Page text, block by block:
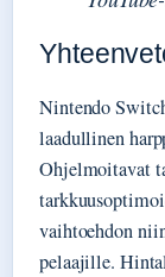
Nintendo
laadullinen
Ohjelmoitavat
vaihtoehdon
pelaajille.